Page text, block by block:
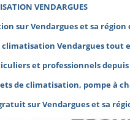
VENDARGUES
sur Vendargues et sa région
climatisation Vendargues tout
et professionnels depuis
de climatisation, pompe à
sur Vendargues etsa